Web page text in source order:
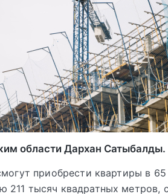
области Дархан Сатыбалды.
приобрести квартиры в 65
тысяч квадратных метров,